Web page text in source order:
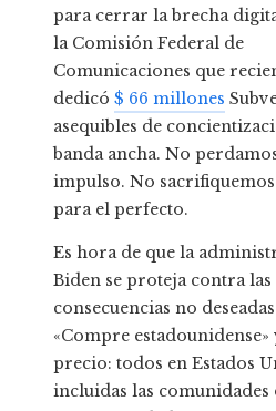
para cerrar la brecha
la Comisión Federal de
Comunicaciones que
dedicó $ 66 millones
asequibles de
banda ancha. No
impulso. No
para el perfecto.
Es hora de que la
Biden se proteja contra las
consecuencias no
«Compre
precio: todos en Estados
incluidas las comunidades